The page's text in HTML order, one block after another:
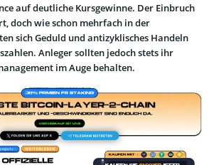
auf deutliche Kursgewinne. Der Einbruch
doch wie schon mehrfach in der
sich Geduld und antizyklisches Handeln
Anleger sollten jedoch stets ihr
im Auge behalten.